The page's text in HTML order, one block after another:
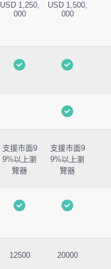
USD 1,250,
000
USD 1,500,
000
支援市面9
9%以上瀏
覽器
支援市面9
9%以上瀏
覽器
12500 20000